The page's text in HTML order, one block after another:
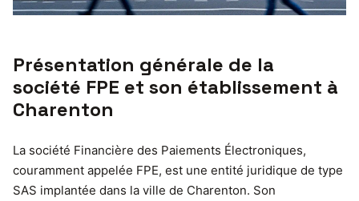
Présentation générale de la
société FPE et son établissement à
Charenton
La société Financière des Paiements Électroniques,
couramment appelée FPE, est une entité juridique de type
SAS implantée dans la ville de Charenton. Son